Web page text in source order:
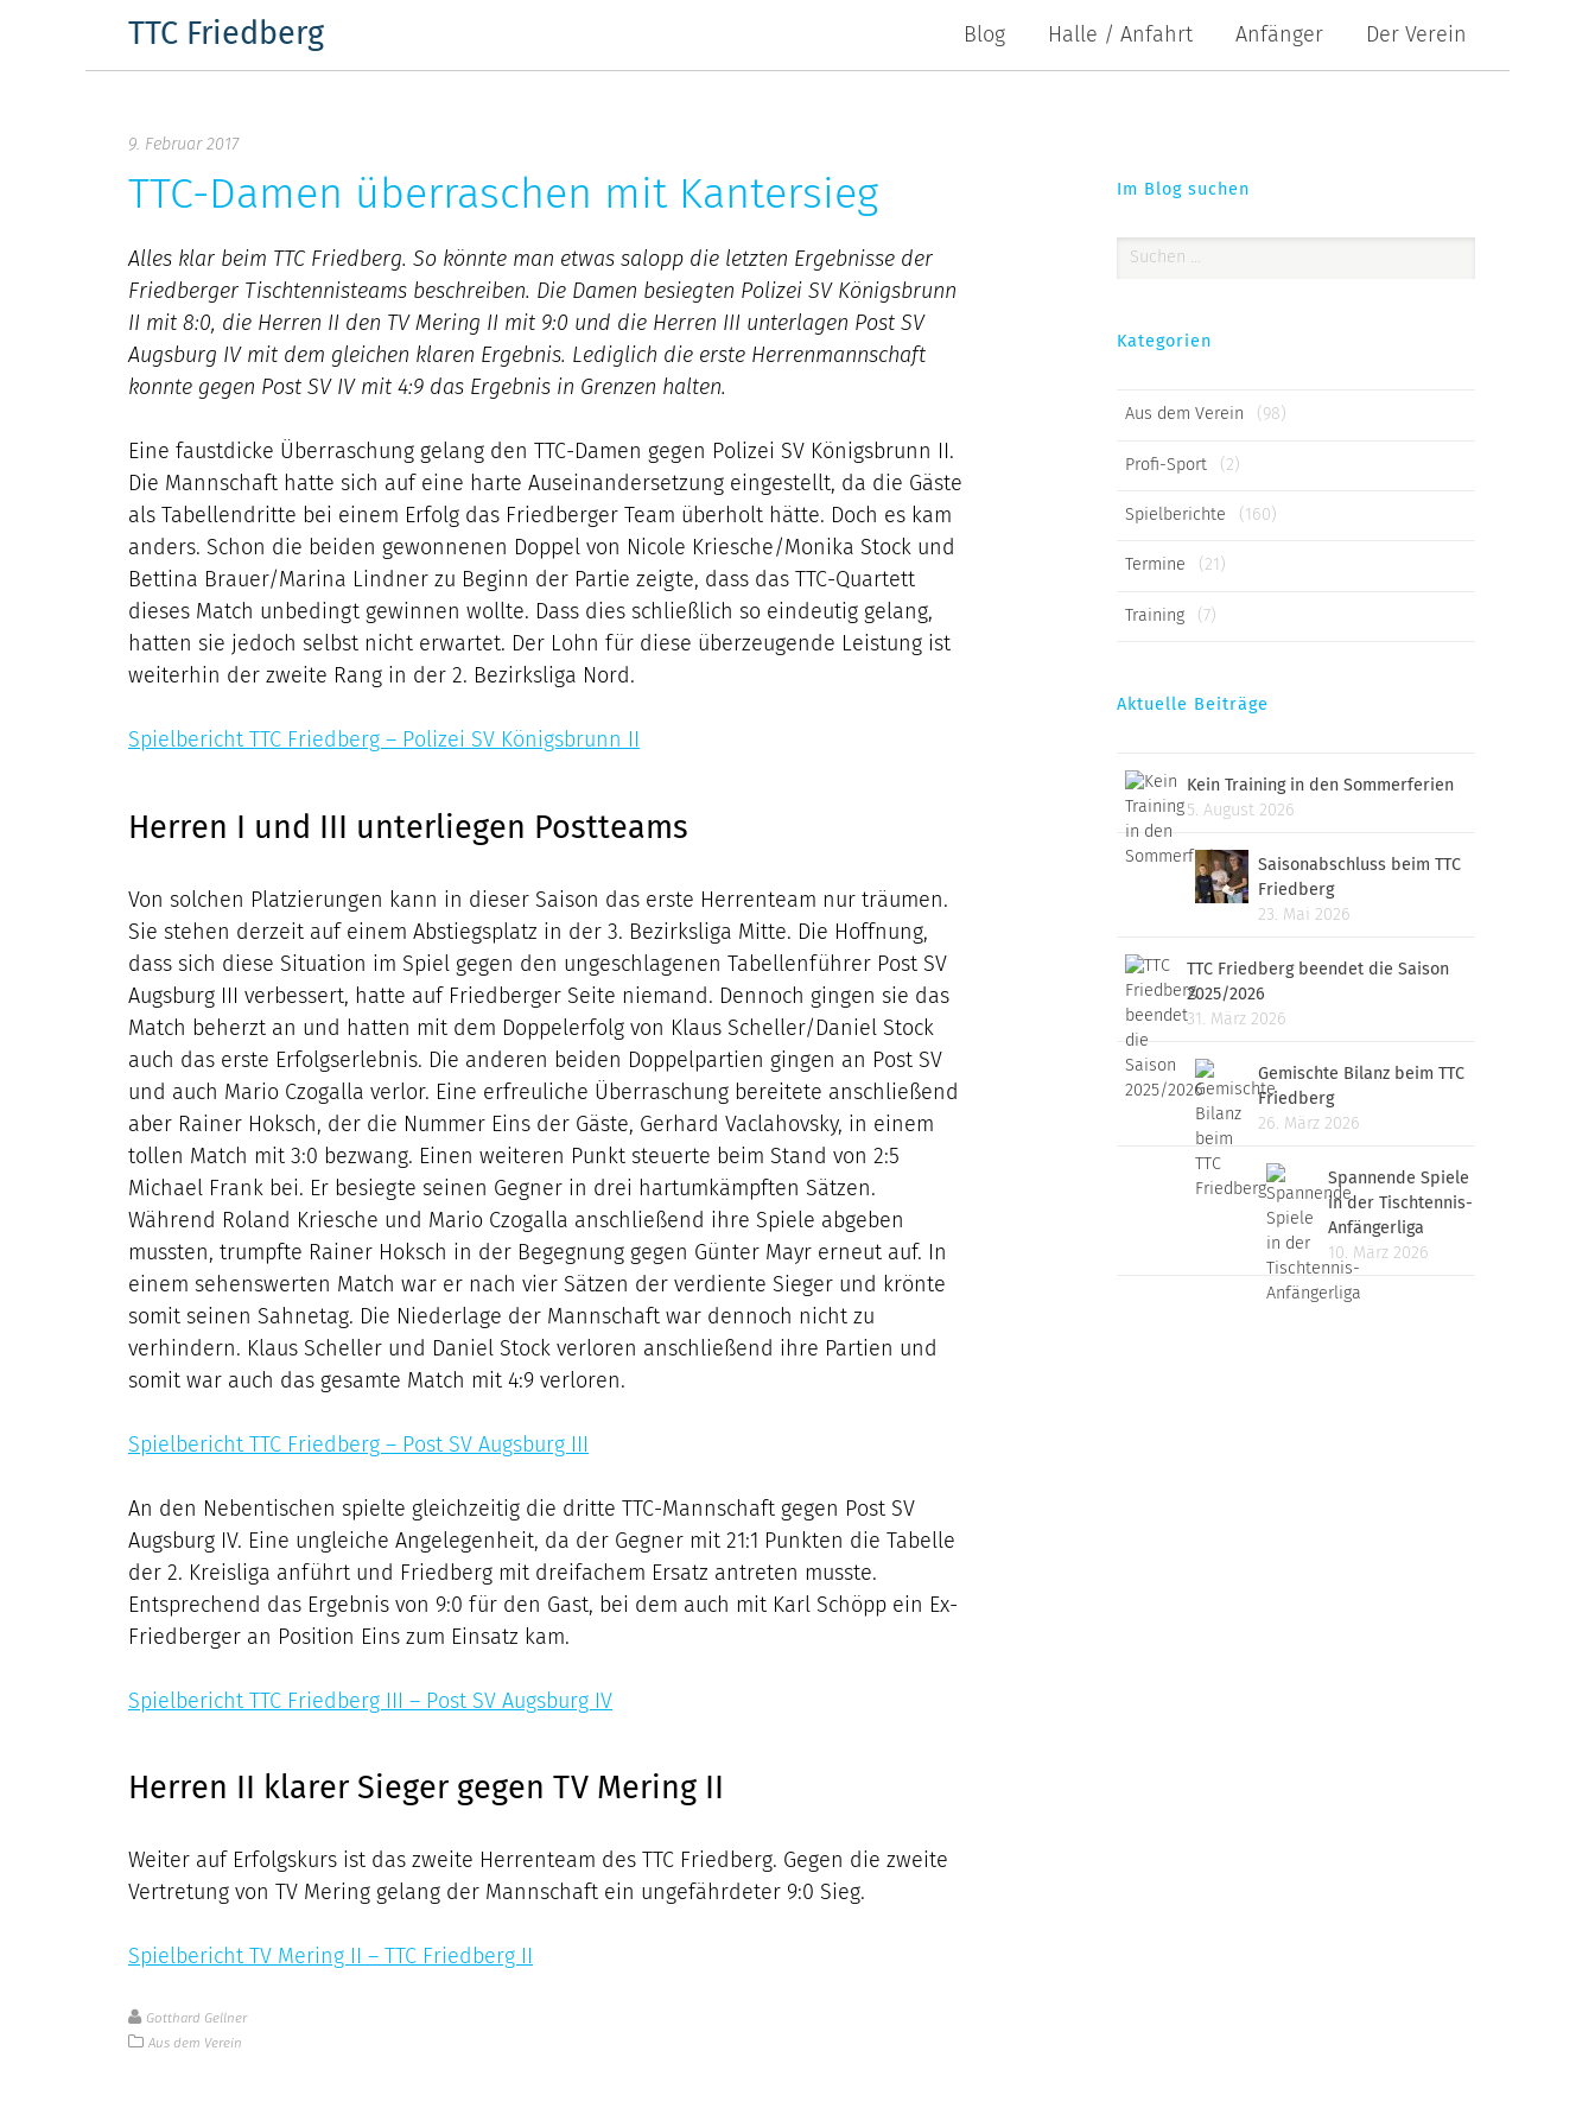
TTC Friedberg Blog Halle / Anfahrt Anfänger Der Verein
9. Februar 2017
TTC-Damen überraschen mit Kantersieg
Alles klar beim TTC Friedberg. So könnte man etwas salopp die letzten Ergebnisse der
Friedberger Tischtennisteams beschreiben. Die Damen besiegten Polizei SV Königsbrunn
II mit 8:0, die Herren II den TV Mering II mit 9:0 und die Herren III unterlagen Post SV
Augsburg IV mit dem gleichen klaren Ergebnis. Lediglich die erste Herrenmannschaft
konnte gegen Post SV IV mit 4:9 das Ergebnis in Grenzen halten.
Eine faustdicke Überraschung gelang den TTC-Damen gegen Polizei SV Königsbrunn II.
Die Mannschaft hatte sich auf eine harte Auseinandersetzung eingestellt, da die Gäste
als Tabellendritte bei einem Erfolg das Friedberger Team überholt hätte. Doch es kam
anders. Schon die beiden gewonnenen Doppel von Nicole Kriesche/Monika Stock und
Bettina Brauer/Marina Lindner zu Beginn der Partie zeigte, dass das TTC-Quartett
dieses Match unbedingt gewinnen wollte. Dass dies schließlich so eindeutig gelang,
hatten sie jedoch selbst nicht erwartet. Der Lohn für diese überzeugende Leistung ist
weiterhin der zweite Rang in der 2. Bezirksliga Nord.
Spielbericht TTC Friedberg – Polizei SV Königsbrunn II
Herren I und III unterliegen Postteams
Von solchen Platzierungen kann in dieser Saison das erste Herrenteam nur träumen.
Sie stehen derzeit auf einem Abstiegsplatz in der 3. Bezirksliga Mitte. Die Hoffnung,
dass sich diese Situation im Spiel gegen den ungeschlagenen Tabellenführer Post SV
Augsburg III verbessert, hatte auf Friedberger Seite niemand. Dennoch gingen sie das
Match beherzt an und hatten mit dem Doppelerfolg von Klaus Scheller/Daniel Stock
auch das erste Erfolgserlebnis. Die anderen beiden Doppelpartien gingen an Post SV
und auch Mario Czogalla verlor. Eine erfreuliche Überraschung bereitete anschließend
aber Rainer Hoksch, der die Nummer Eins der Gäste, Gerhard Vaclahovsky, in einem
tollen Match mit 3:0 bezwang. Einen weiteren Punkt steuerte beim Stand von 2:5
Michael Frank bei. Er besiegte seinen Gegner in drei hartumkämpften Sätzen.
Während Roland Kriesche und Mario Czogalla anschließend ihre Spiele abgeben
mussten, trumpfte Rainer Hoksch in der Begegnung gegen Günter Mayr erneut auf. In
einem sehenswerten Match war er nach vier Sätzen der verdiente Sieger und krönte
somit seinen Sahnetag. Die Niederlage der Mannschaft war dennoch nicht zu
verhindern. Klaus Scheller und Daniel Stock verloren anschließend ihre Partien und
somit war auch das gesamte Match mit 4:9 verloren.
Spielbericht TTC Friedberg – Post SV Augsburg III
An den Nebentischen spielte gleichzeitig die dritte TTC-Mannschaft gegen Post SV
Augsburg IV. Eine ungleiche Angelegenheit, da der Gegner mit 21:1 Punkten die Tabelle
der 2. Kreisliga anführt und Friedberg mit dreifachem Ersatz antreten musste.
Entsprechend das Ergebnis von 9:0 für den Gast, bei dem auch mit Karl Schöpp ein Ex-
Friedberger an Position Eins zum Einsatz kam.
Spielbericht TTC Friedberg III – Post SV Augsburg IV
Herren II klarer Sieger gegen TV Mering II
Weiter auf Erfolgskurs ist das zweite Herrenteam des TTC Friedberg. Gegen die zweite
Vertretung von TV Mering gelang der Mannschaft ein ungefährdeter 9:0 Sieg.
Spielbericht TV Mering II – TTC Friedberg II
Gotthard Gellner
Aus dem Verein
Im Blog suchen
Suchen
Kategorien
Aus dem Verein (98)
Profi-Sport (2)
Spielberichte (160)
Termine (21)
Training (7)
Aktuelle Beiträge
Kein Training in den Sommerferien
5. August 2026
Saisonabschluss beim TTC
Friedberg
23. Mai 2026
TTC Friedberg beendet die Saison
2025/2026
31. März 2026
Gemischte Bilanz beim TTC
Friedberg
26. März 2026
Spannende Spiele
in der Tischtennis-
Anfängerliga
10. März 2026